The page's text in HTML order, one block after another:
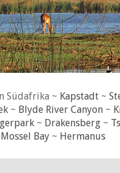
Südafrika ~ Kapstadt ~
~ Blyde River Canyon ~
~ Drakensberg~
Mossel Bay~ Hermanus